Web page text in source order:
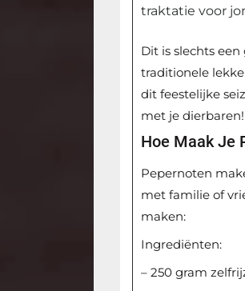
traktatie voor
Dit is slechts
traditionele
dit feestelijke
met je dierbaren!
Hoe Maak Je
Pepernoten
met familie of
maken:
Ingrediënten:
– 250 gram